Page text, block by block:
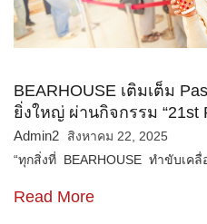
BEARHOUSE เติมเต็ม
ยิ่งใหญ่ ผ่านกิจกรรม “21st
Admin2
สิงหาคม 22, 2025
“ทุกสิ่งที่ BEARHOUSE ทำขับเค
Read More